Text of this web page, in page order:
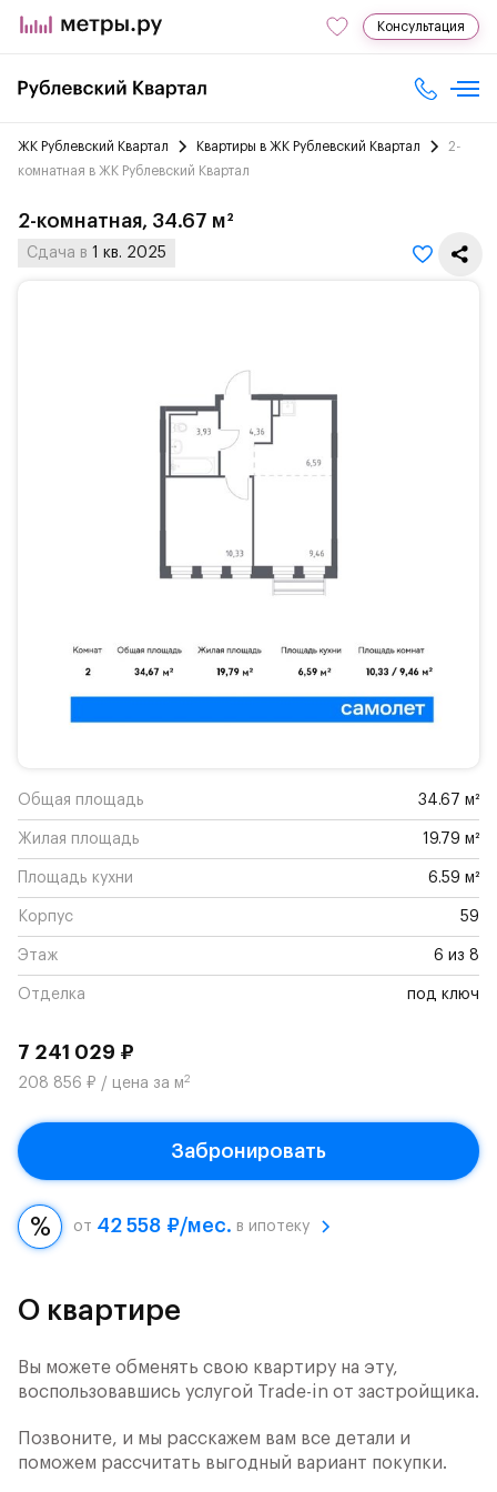
Консультация
ЖК Рублевский Квартал Квартиры в ЖК Рублевский Квартал
2-
комнатная в ЖК Рублевский Квартал
2-комнатная, 34.67 м²
Сдача в 1 кв. 2025
Общая площадь 34.67 м²
Жилая площадь 19.79 м²
Площадь кухни 6.59 м²
Корпус 59
Этаж 6 из 8
Отделка под ключ
7 241 029 ₽
208 856 ₽ / цена за м2
Забронировать
от 42 558 ₽/мес. в ипотеку
О квартире
Вы можете обменять свою квартиру на эту,
воспользовавшись услугой Trade-in от застройщика.
Позвоните, и мы расскажем вам все детали и
поможем рассчитать выгодный вариант покупки.